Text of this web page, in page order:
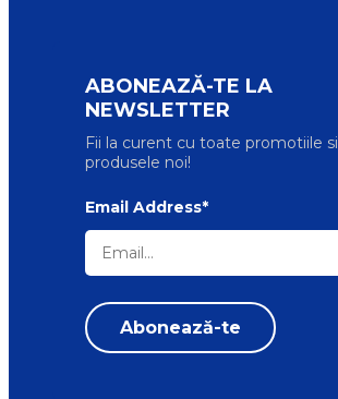
ABONEAZĂ-TE LA
NEWSLETTER
Fii la curent cu toate promotiile si
produsele noi!
Email Address*